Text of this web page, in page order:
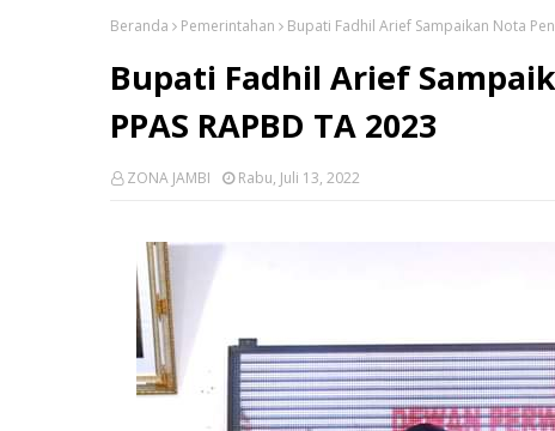
Beranda Pemerintahan Bupati Fadhil Arief Sampaikan Nota
Bupati Fadhil Arief
PPAS RAPBD TA 2023
ZONA JAMBI Rabu, Juli 13, 2022